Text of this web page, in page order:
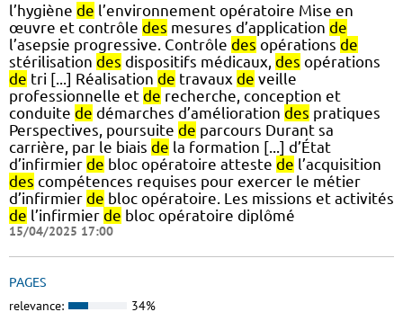
l’hygiène de l’environnement opératoire Mise en
œuvre et contrôle des mesures d’application de
l’asepsie progressive. Contrôle des opérations de
stérilisation des dispositifs médicaux, des opérations
de tri [...] Réalisation de travaux de veille
professionnelle et de recherche, conception et
conduite de démarches d’amélioration des pratiques
Perspectives, poursuite de parcours Durant sa
carrière, par le biais de la formation [...] d’État
d’infirmier de bloc opératoire atteste de l’acquisition
des compétences requises pour exercer le métier
d’infirmier de bloc opératoire. Les missions et activités
de l’infirmier de bloc opératoire diplômé
15/04/2025 17:00
PAGES
relevance: 34%